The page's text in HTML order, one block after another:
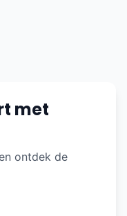
met
ontdek de